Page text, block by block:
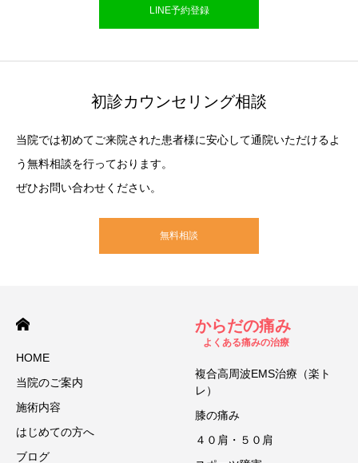
LINE予約登録
初診カウンセリング相談
当院では初めてご来院された患者様に安心して通院いただけるよ
う無料相談を行っております。
ぜひお問い合わせください。
無料相談
HOME
当院のご案内
施術内容
はじめての方へ
ブログ
からだの痛み
よくある痛みの治療
複合高周波EMS治療（楽ト
レ）
膝の痛み
４０肩・５０肩